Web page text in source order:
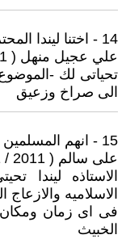
14 - اختنا ليندا المحترمة
علي عجيل منهل ( 2011 / 11 / 9 - 04:47 )
تحياتى لك -
الى صراخ وزعيق
15 - انهم المسلمين
على سالم ( 2011 / 11 / 9 - 05:04 )
الاستاذه ليندا
الاسلاميه
فى اى زمان ومكان
الخبيث